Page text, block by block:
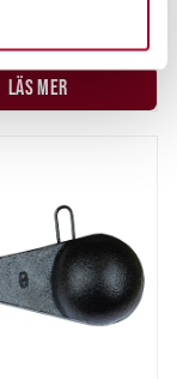
när som
innehållet
och
med.
med annan
som de har
SLUT
LÄS MER